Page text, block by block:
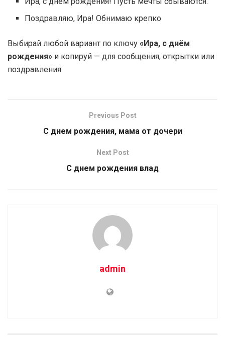
Поздравляю, Ира! Обнимаю крепко
Выбирай любой вариант по ключу «Ира, с днём
рождения» и копируй — для сообщения, открытки или
поздравления.
Previous Post
С днем рождения, мама от дочери
Next Post
С днем рождения влад
admin